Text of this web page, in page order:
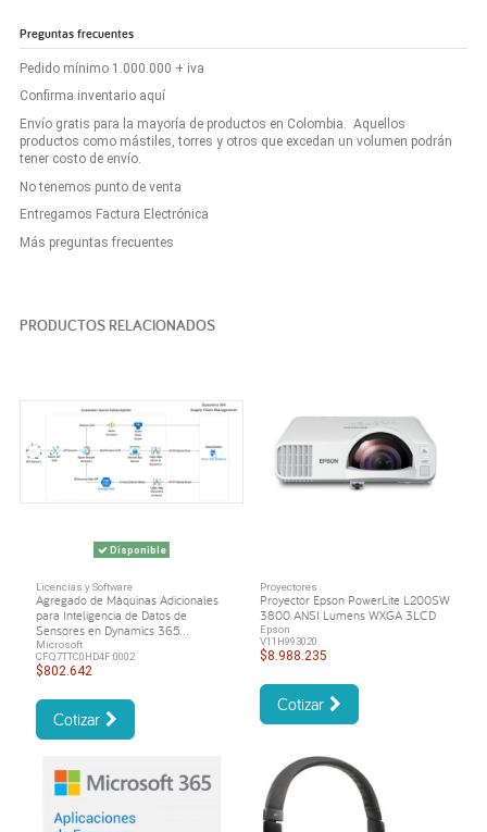
Preguntas frecuentes
Pedido mínimo 1.000.000 + iva
Confirma inventario aquí
Envío gratis para la mayoría de productos en Colombia. Aquellos
productos como mástiles, torres y otros que excedan un volumen podrán
tener costo de envío.
No tenemos punto de venta
Entregamos Factura Electrónica
Más preguntas frecuentes
PRODUCTOS RELACIONADOS
Disponible
Licencias y Software
Agregado de Máquinas Adicionales
para Inteligencia de Datos de
Sensores en Dynamics 365...
Microsoft
CFQ7TTC0HD4F:0002
$802.642
Cotizar
Proyectores
Proyector Epson PowerLite L200SW
3800 ANSI Lumens WXGA 3LCD
Epson
V11H993020.
$8.988.235
Cotizar